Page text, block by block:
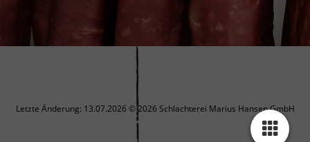
Letzte Änderung: 13.07.2026 © 2026 Schlachterei Marius Hansen GmbH